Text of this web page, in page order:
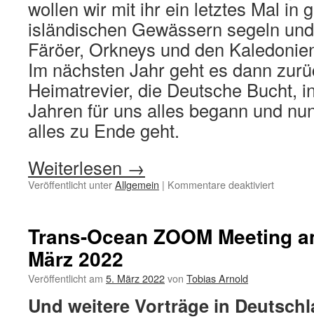
wollen wir mit ihr ein letztes Mal in
isländischen Gewässern segeln
Färöer, Orkneys und den
Im nächsten Jahr geht es dann
Heimatrevier, die Deutsche Bucht,
Jahren für uns alles begann und
alles zu Ende geht.
Weiterlesen →
Veröffentlicht unterAllgemein | Kommentare deaktiviertfür
und
Trans-Ocean ZOOM Meeting
März 2022
Veröffentlicht am 5. März 2022von Tobias Arnold
Und weitere Vorträge in